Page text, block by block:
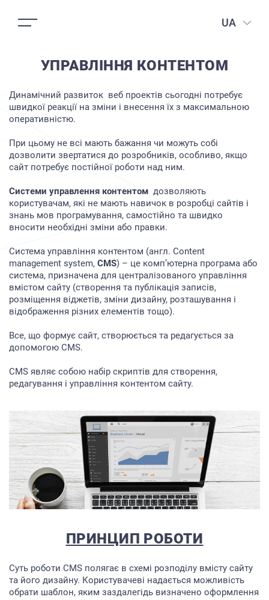
UA
УПРАВЛІННЯ КОНТЕНТОМ
Динамічний развиток веб проектів сьогодні потребує
швидкої реакції на зміни і внесення їх з максимальною
оперативністю.
При цьому не всі мають бажання чи можуть собі
дозволити звертатися до розробників, особливо, якщо
сайт потребує постійної роботи над ним.
Системи управлення контентом дозволяють
користувачам, які не мають навичок в розробці сайтів і
знань мов програмування, самостійно та швидко
вносити необхідні зміни або правки.
Система управління контентом (англ. Content
management system, CMS) – це комп’ютерна програма або
система, призначена для централізованого управління
вмістом сайту (створення та публікація записів,
розміщення віджетів, зміни дизайну, розташування і
відображення різних елементів тощо).
Все, що формує сайт, створюється та редагується за
допомогою CMS.
CMS являє собою набір скриптів для створення,
редагування і управління контентом сайту.
ПРИНЦИП РОБОТИ
Суть роботи CMS полягає в схемі розподілу вмісту сайту
та його дизайну. Користувачеві надається можливість
обрати шаблон, яким заздалегідь визначено оформлення